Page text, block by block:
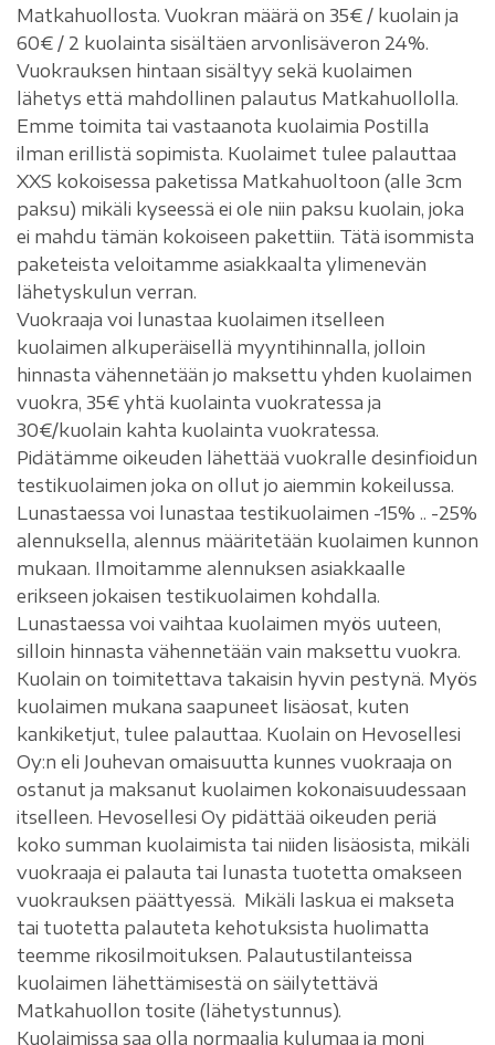
Matkahuollosta. Vuokran määrä on 35€ / kuolain ja
60€ / 2 kuolainta sisältäen arvonlisäveron 24%.
Vuokrauksen hintaan sisältyy sekä kuolaimen
lähetys että mahdollinen palautus Matkahuollolla.
Emme toimita tai vastaanota kuolaimia Postilla
ilman erillistä sopimista. Kuolaimet tulee palauttaa
XXS kokoisessa paketissa Matkahuoltoon (alle 3cm
paksu) mikäli kyseessä ei ole niin paksu kuolain, joka
ei mahdu tämän kokoiseen pakettiin. Tätä isommista
paketeista veloitamme asiakkaalta ylimenevän
lähetyskulun verran.
Vuokraaja voi lunastaa kuolaimen itselleen
kuolaimen alkuperäisellä myyntihinnalla, jolloin
hinnasta vähennetään jo maksettu yhden kuolaimen
vuokra, 35€ yhtä kuolainta vuokratessa ja
30€/kuolain kahta kuolainta vuokratessa.
Pidätämme oikeuden lähettää vuokralle desinfioidun
testikuolaimen joka on ollut jo aiemmin kokeilussa.
Lunastaessa voi lunastaa testikuolaimen -15% .. -25%
alennuksella, alennus määritetään kuolaimen kunnon
mukaan. Ilmoitamme alennuksen asiakkaalle
erikseen jokaisen testikuolaimen kohdalla.
Lunastaessa voi vaihtaa kuolaimen myös uuteen,
silloin hinnasta vähennetään vain maksettu vuokra.
Kuolain on toimitettava takaisin hyvin pestynä. Myös
kuolaimen mukana saapuneet lisäosat, kuten
kankiketjut, tulee palauttaa. Kuolain on Hevosellesi
Oy:n eli Jouhevan omaisuutta kunnes vuokraaja on
ostanut ja maksanut kuolaimen kokonaisuudessaan
itselleen. Hevosellesi Oy pidättää oikeuden periä
koko summan kuolaimista tai niiden lisäosista, mikäli
vuokraaja ei palauta tai lunasta tuotetta omakseen
vuokrauksen päättyessä. Mikäli laskua ei makseta
tai tuotetta palauteta kehotuksista huolimatta
teemme rikosilmoituksen. Palautustilanteissa
kuolaimen lähettämisestä on säilytettävä
Matkahuollon tosite (lähetystunnus).
Kuolaimissa saa olla normaalia kulumaa ja moni